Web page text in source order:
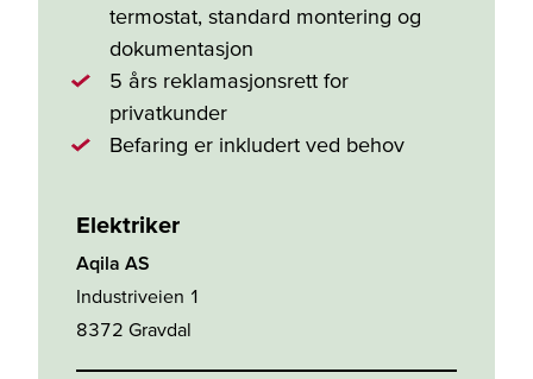
termostat, standard montering og
dokumentasjon
5 års reklamasjonsrett for
privatkunder
Befaring er inkludert ved behov
Elektriker
Aqila AS
Industriveien 1
8372 Gravdal